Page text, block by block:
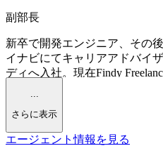
副部長
新卒で開発エンジニア、その
イナビにてキャリアアドバイ
ディへ入社。現在Findy
...
さらに表示
エージェント情報を見る